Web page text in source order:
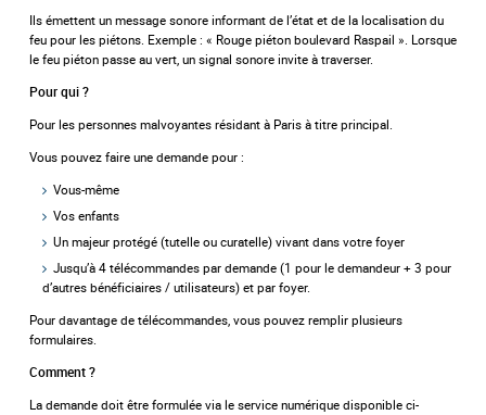
Ils émettent un message sonore informant de l’état et de la localisation du
feu pour les piétons. Exemple : « Rouge piéton boulevard Raspail ». Lorsque
le feu piéton passe au vert, un signal sonore invite à traverser.
Pour qui ?
Pour les personnes malvoyantes résidant à Paris à titre principal.
Vous pouvez faire une demande pour :
Vous-même
Vos enfants
Un majeur protégé (tutelle ou curatelle) vivant dans votre foyer
Jusqu’à 4 télécommandes par demande (1 pour le demandeur + 3 pour
d’autres bénéficiaires / utilisateurs) et par foyer.
Pour davantage de télécommandes, vous pouvez remplir plusieurs
formulaires.
Comment ?
La demande doit être formulée via le service numérique disponible ci-